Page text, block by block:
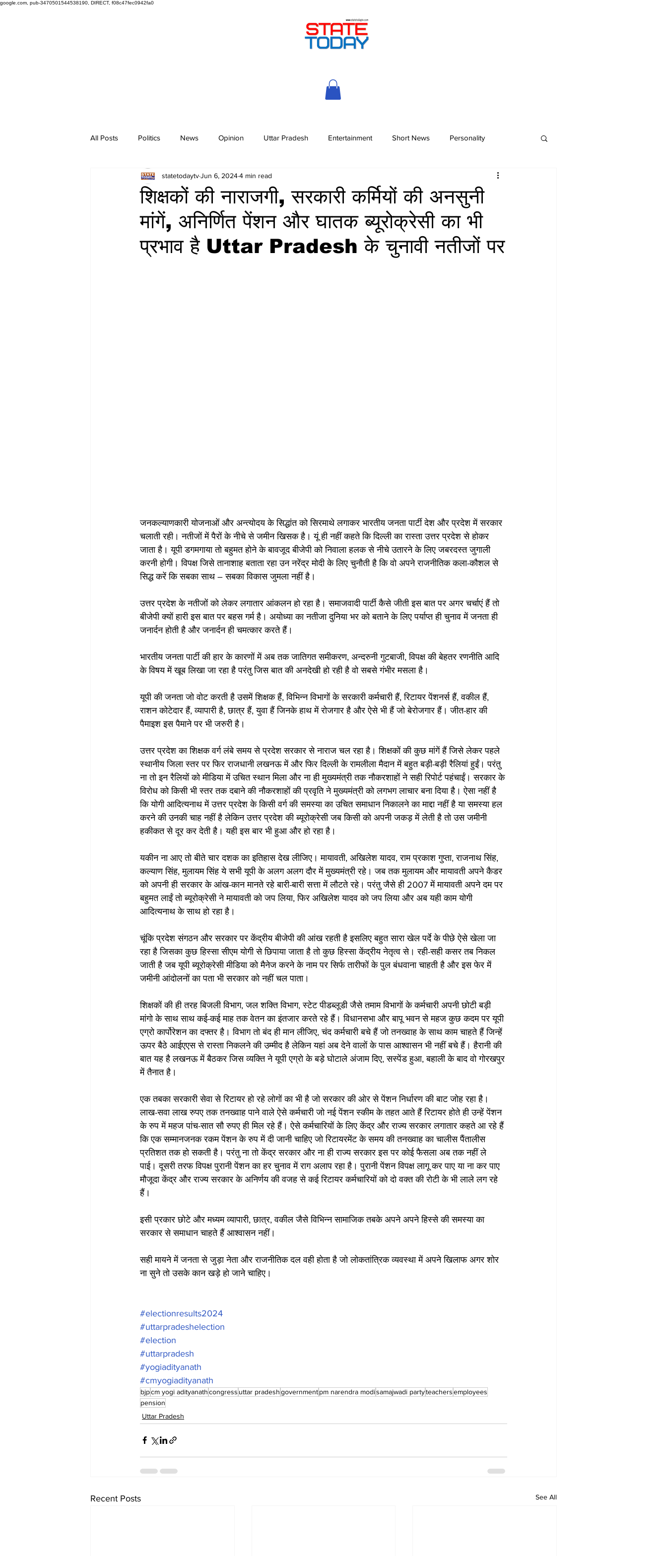
google.com, pub-3470501544538190, DIRECT, f08c47fec0942fa0
All Posts Politics News Opinion Uttar Pradesh Entertainment Short News Personality
शिक्षकों की नाराजगी, सरकारी कर्मियों की अनसुनी
मांगें, अनिर्णित पेंशन और घातक ब्यूरोक्रेसी का भी
प्रभाव है Uttar Pradesh के चुनावी नतीजों पर
statetodaytvJun 6, 20244 min read
जनकल्याणकारी योजनाओं और अन्त्योदय के सिद्धांत को सिरमाथे लगाकर भारतीय जनता पार्टी देश और प्रदेश में सरकार
चलाती रही। नतीजों में पैरों के नीचे से जमीन खिसक है। यूं ही नहीं कहते कि दिल्ली का रास्ता उत्तर प्रदेश से होकर
जाता है। यूपी डगमगाया तो बहुमत होने के बावजूद बीजेपी को निवाला हलक से नीचे उतारने के लिए जबरदस्त जुगाली
करनी होगी। विपक्ष जिसे तानाशाह बताता रहा उन नरेंद्र मोदी के लिए चुनौती है कि वो अपने राजनीतिक कला-कौशल से
सिद्ध करें कि सबका साथ – सबका विकास जुमला नहीं है।
उत्तर प्रदेश के नतीजों को लेकर लगातार आंकलन हो रहा है। समाजवादी पार्टी कैसे जीती इस बात पर अगर चर्चाएं हैं तो
बीजेपी क्यों हारी इस बात पर बहस गर्म है। अयोध्या का नतीजा दुनिया भर को बताने के लिए पर्याप्त ही चुनाव में जनता ही
जनार्दन होती है और जनार्दन ही चमत्कार करते हैं।
भारतीय जनता पार्टी की हार के कारणों में अब तक जातिगत समीकरण, अन्दरुनी गुटबाजी, विपक्ष की बेहतर रणनीति आदि
के विषय में खूब लिखा जा रहा है परंतु जिस बात की अनदेखी हो रही है वो सबसे गंभीर मसला है।
यूपी की जनता जो वोट करती है उसमें शिक्षक हैं, विभिन्न विभागों के सरकारी कर्मचारी हैं, रिटायर पेंशनर्स हैं, वकील हैं,
राशन कोटेदार हैं, व्यापारी है, छात्र हैं, युवा हैं जिनके हाथ में रोजगार है और ऐसे भी हैं जो बेरोजगार हैं। जीत-हार की
पैमाइश इस पैमाने पर भी जरुरी है।
उत्तर प्रदेश का शिक्षक वर्ग लंबे समय से प्रदेश सरकार से नाराज चल रहा है। शिक्षकों की कुछ मांगें हैं जिसे लेकर पहले
स्थानीय जिला स्तर पर फिर राजधानी लखनऊ में और फिर दिल्ली के रामलीला मैदान में बहुत बड़ी-बड़ी रैलियां हुईं। परंतु
ना तो इन रैलियों को मीडिया में उचित स्थान मिला और ना ही मुख्यमंत्री तक नौकरशाहों ने सही रिपोर्ट पहंचाईं। सरकार के
विरोध को किसी भी स्तर तक दबाने की नौकरशाहों की प्रवृति ने मुख्यमंत्री को लगभग लाचार बना दिया है। ऐसा नहीं है
कि योगी आदित्यनाथ में उत्तर प्रदेश के किसी वर्ग की समस्या का उचित समाधान निकालने का माद्दा नहीं है या समस्या हल
करने की उनकी चाह नहीं है लेकिन उत्तर प्रदेश की ब्यूरोक्रेसी जब किसी को अपनी जकड़ में लेती है तो उस जमीनी
हकीकत से दूर कर देती है। यही इस बार भी हुआ और हो रहा है।
यकीन ना आए तो बीते चार दशक का इतिहास देख लीजिए। मायावती, अखिलेश यादव, राम प्रकाश गुप्ता, राजनाथ सिंह,
कल्याण सिंह, मुलायम सिंह ये सभी यूपी के अलग अलग दौर में मुख्यमंत्री रहे। जब तक मुलायम और मायावती अपने कैडर
को अपनी ही सरकार के आंख-कान मानते रहे बारी-बारी सत्ता में लौटते रहे। परंतु जैसे ही 2007 में मायावती अपने दम पर
बहुमत लाईं तो ब्यूरोक्रेसी ने मायावती को जप लिया, फिर अखिलेश यादव को जप लिया और अब यही काम योगी
आदित्यनाथ के साथ हो रहा है।
चूंकि प्रदेश संगठन और सरकार पर केंद्रीय बीजेपी की आंख रहती है इसलिए बहुत सारा खेल पर्दे के पीछे ऐसे खेला जा
रहा है जिसका कुछ हिस्सा सीएम योगी से छिपाया जाता है तो कुछ हिस्सा केंद्रीय नेतृत्व से। रही-सही कसर तब निकल
जाती है जब यूपी ब्यूरोक्रेसी मीडिया को मैनेज करने के नाम पर सिर्फ तारीफों के पुल बंधवाना चाहती है और इस फेर में
जमीनी आंदोलनों का पता भी सरकार को नहीं चल पाता।
शिक्षकों की ही तरह बिजली विभाग, जल शक्ति विभाग, स्टेट पीडब्लूडी जैसे तमाम विभागों के कर्मचारी अपनी छोटी बड़ी
मांगो के साथ साथ कई-कई माह तक वेतन का इंतजार करते रहे हैं। विधानसभा और बापू भवन से महज कुछ कदम पर यूपी
एग्रो कार्पोरेशन का दफ्तर है। विभाग तो बंद ही मान लीजिए, चंद कर्मचारी बचे हैं जो तनख्वाह के साथ काम चाहते हैं जिन्हें
ऊपर बैठे आईएएस से रास्ता निकलने की उम्मीद है लेकिन यहां अब देने वालों के पास आश्वासन भी नहीं बचे हैं। हैरानी की
बात यह है लखनऊ में बैठकर जिस व्यक्ति ने यूपी एग्रो के बड़े घोटाले अंजाम दिए, सस्पेंड हुआ, बहाली के बाद वो गोरखपुर
में तैनात है।
एक तबका सरकारी सेवा से रिटायर हो रहे लोगों का भी है जो सरकार की ओर से पेंशन निर्धारण की बाट जोह रहा है।
लाख-सवा लाख रुपए तक तनख्वाह पाने वाले ऐसे कर्मचारी जो नई पेंशन स्कीम के तहत आते हैं रिटायर होते ही उन्हें पेंशन
के रुप में महज पांच-सात सौ रुपए ही मिल रहे हैं। ऐसे कर्मचारियों के लिए केंद्र और राज्य सरकार लगातार कहते आ रहे हैं
कि एक सम्मानजनक रकम पेंशन के रुप में दी जानी चाहिए जो रिटायरमेंट के समय की तनख्वाह का चालीस पैंतालीस
प्रतिशत तक हो सकती है। परंतु ना तो केंद्र सरकार और ना ही राज्य सरकार इस पर कोई फैसला अब तक नहीं ले
पाई। दूसरी तरफ विपक्ष पुरानी पेंशन का हर चुनाव में राग अलाप रहा है। पुरानी पेंशन विपक्ष लागू कर पाए या ना कर पाए
मौजूदा केंद्र और राज्य सरकार के अनिर्णय की वजह से कई रिटायर कर्मचारियों को दो वक्त की रोटी के भी लाले लग रहे
हैं।
इसी प्रकार छोटे और मध्यम व्यापारी, छात्र, वकील जैसे विभिन्न सामाजिक तबके अपने अपने हिस्से की समस्या का
सरकार से समाधान चाहते हैं आश्वासन नहीं।
सही मायने में जनता से जुड़ा नेता और राजनीतिक दल वही होता है जो लोकतांत्रिक व्यवस्था में अपने खिलाफ अगर शोर
ना सुने तो उसके कान खड़े हो जाने चाहिए।
#electionresults2024
#uttarpradeshelection
#election
#uttarpradesh
#yogiadityanath
#cmyogiadityanath
bjpcm yogi adityanathcongress uttar pradeshgovernmentpm narendra modisamajwadi partyteachersemployees
pension
Uttar Pradesh
Recent Posts See All